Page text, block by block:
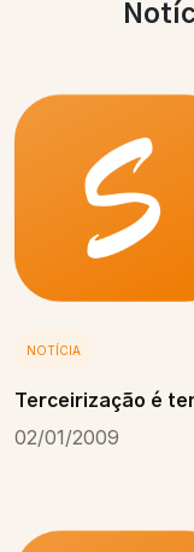
NOTÍCIA
Terceirização é
02/01/2009